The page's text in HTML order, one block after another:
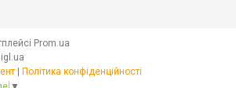
Prom.ua
Політика конфіденційності